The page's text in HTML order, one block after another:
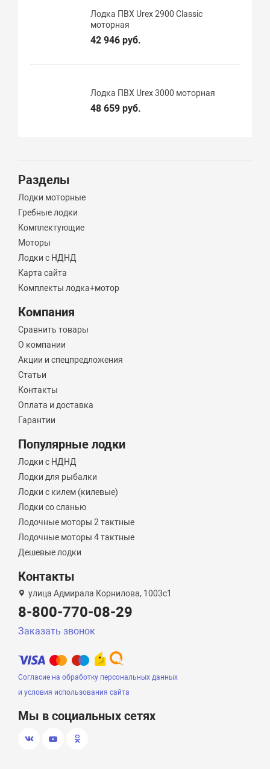
Лодка ПВХ Urex 2900 Classic
моторная
42 946 руб.
Лодка ПВХ Urex 3000 моторная
48 659 руб.
Разделы
Лодки моторные
Гребные лодки
Комплектующие
Моторы
Лодки с НДНД
Карта сайта
Комплекты лодка+мотор
Компания
Сравнить товары
О компании
Акции и спецпредложения
Статьи
Контакты
Оплата и доставка
Гарантии
Популярные лодки
Лодки с НДНД
Лодки для рыбалки
Лодки с килем (килевые)
Лодки со сланью
Лодочные моторы 2 тактные
Лодочные моторы 4 тактные
Дешевые лодки
Контакты
улица Адмирала Корнилова, 1003с1
8-800-770-08-29
Заказать звонок
Согласие на обработку персональных данных
и условия использования сайта
Мы в социальных сетях